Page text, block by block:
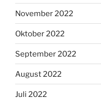
November 2022
Oktober 2022
September 2022
August 2022
Juli 2022